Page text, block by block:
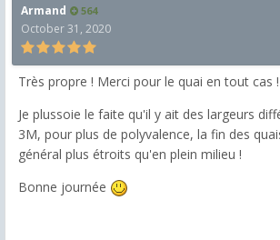
Armand 564
October 31, 2020
Très propre ! Merci pour le quai en tout cas !
Je plussoie le faite qu'il y ait des largeurs
3M, pour plus de polyvalence, la fin des
général plus étroits qu'en plein milieu !
Bonne journée